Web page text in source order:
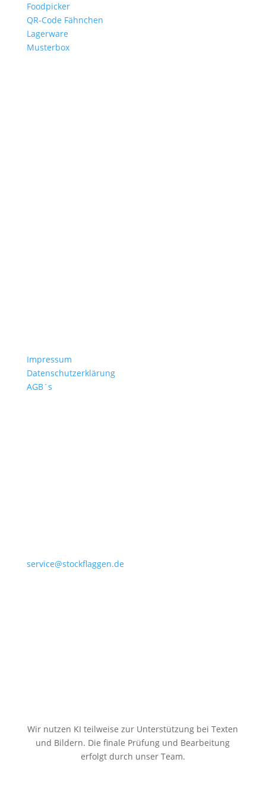
Foodpicker
QR-Code Fähnchen
Lagerware
Musterbox
Impressum
Datenschutzerklärung
AGB´s
service@stockflaggen.de
Wir nutzen KI teilweise zur Unterstützung bei Texten
und Bildern. Die finale Prüfung und Bearbeitung
erfolgt durch unser Team.